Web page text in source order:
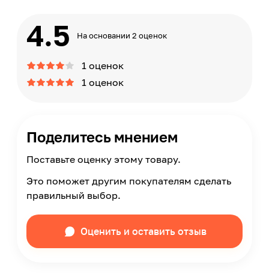
4.5 На основании 2 оценок
1 оценок
1 оценок
Поделитесь мнением
Поставьте оценку этому товару.
Это поможет другим покупателям сделать
правильный выбор.
Оценить и оставить отзыв